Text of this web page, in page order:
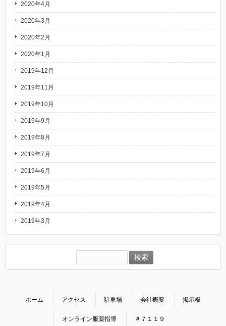
2020年4月
2020年3月
2020年2月
2020年1月
2019年12月
2019年11月
2019年10月
2019年9月
2019年8月
2019年7月
2019年6月
2019年5月
2019年4月
2019年3月
索:
ホーム アクセス 駐車場 会社概要 掲示板
オンライン服薬指導 ＃７１１９